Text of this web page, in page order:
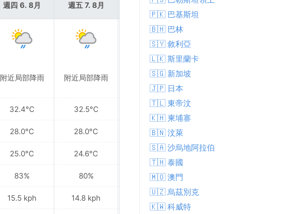
週四 6. 8月
附近局部降雨
32.4°C
28.0°C
25.0°C
83%
15.5 kph
週五 7. 8月
附近局部降雨
32.5°C
28.0°C
24.6°C
80%
14.8 kph
週六 8. 8月
附近局部降雨
31.5°C
27.8°C
24.6°C
81%
15.8 kph
🇵🇰 巴基斯坦
🇧🇭 巴林
🇸🇾 敘利亞
🇱🇰 斯里蘭卡
🇸🇬 新加坡
🇯🇵 日本
🇹🇱 東帝汶
🇰🇭 柬埔寨
🇧🇳 汶萊
🇸🇦 沙烏地阿拉伯
🇹🇭 泰國
🇲🇴 澳門
🇺🇿 烏茲別克
🇰🇼 科威特